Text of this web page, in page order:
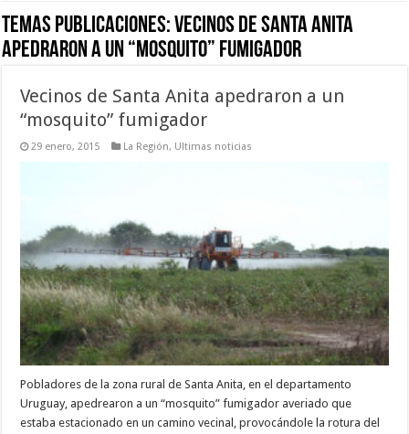
Temas Publicaciones:Vecinos de Santa Anita
apedraron a un “mosquito” fumigador
Vecinos de Santa Anita apedraron a un
“mosquito” fumigador
29 enero, 2015 La Región, Ultimas noticias
Pobladores de la zona rural de Santa Anita, en el departamento
Uruguay, apedrearon a un “mosquito” fumigador averiado que
estaba estacionado en un camino vecinal, provocándole la rotura del